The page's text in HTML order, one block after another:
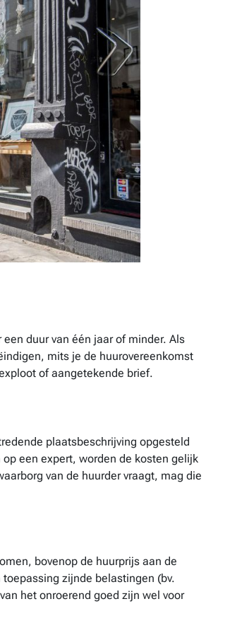
duur van één jaar of minder. Als
mits je de huurovereenkomst
of aangetekende brief.
plaatsbeschrijving opgesteld
een expert, worden de kosten gelijk
van de huurder vraagt, mag die
bovenop de huurprijs aan de
zijnde belastingen (bv.
het onroerend goed zijn wel voor